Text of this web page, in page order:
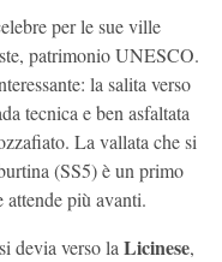
per le sue ville
patrimonio UNESCO.
la salita verso
tecnica e ben asfaltata
La vallata che si
(SS5) è un primo
attende più avanti.
devia verso la Licinese,